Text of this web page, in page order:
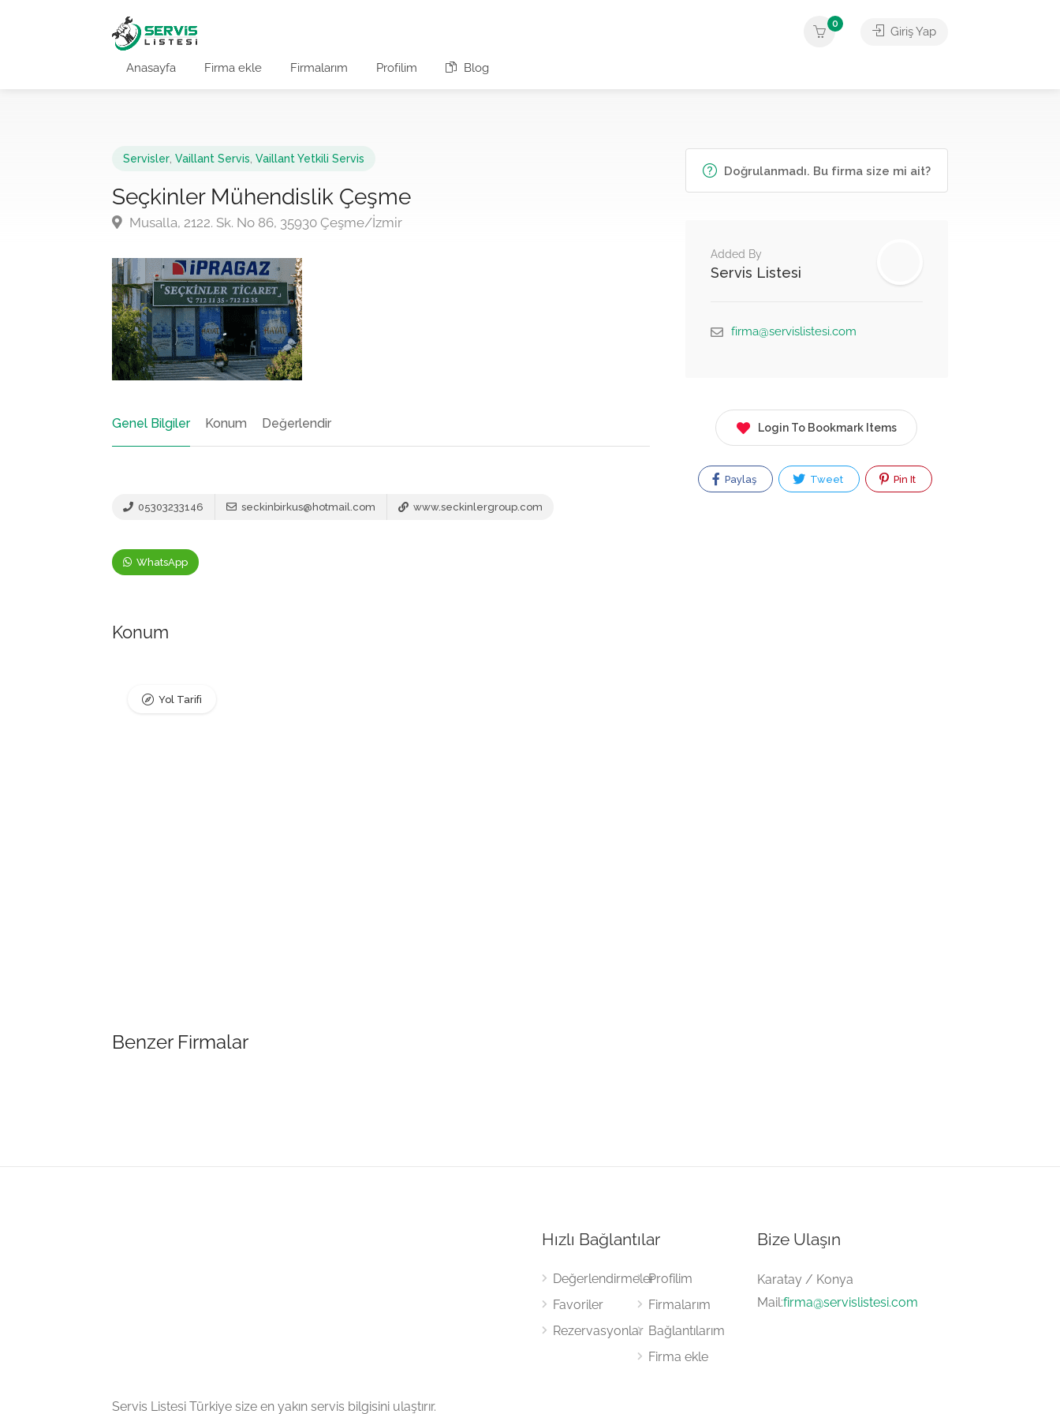
Anasayfa Firma ekle Firmalarım Profilim Blog
0
Giriş Yap
Servisler Vaillant Servis Vaillant Yetkili Servis
Seçkinler Mühendislik Çeşme
Musalla, 2122. Sk. No 86, 35930 Çeşme/İzmir
Genel Bilgiler Konum Değerlendir
05303233146 seckinbirkus@hotmail.com www.seckinlergroup.com
WhatsApp
Konum
Yol Tarifi
Benzer Firmalar
Doğrulanmadı. Bu firma size mi ait?
Added By
Servis Listesi
firma@servislistesi.com
Login To Bookmark Items
Paylaş Tweet Pin It
Servis Listesi Türkiye size en yakın servis bilgisini ulaştırır.
Hızlı Bağlantılar
Değerlendirmeler
Favoriler
Rezervasyonlar
Profilim
Firmalarım
Bağlantılarım
Firma ekle
Bize Ulaşın
Karatay / Konya
Mail:firma@servislistesi.com